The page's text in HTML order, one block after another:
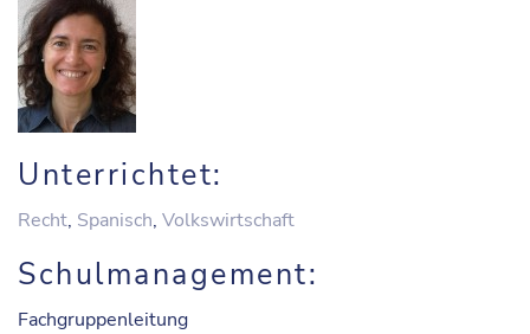
Unterrichtet:
Recht, Spanisch, Volkswirtschaft
Schulmanagement:
Fachgruppenleitung